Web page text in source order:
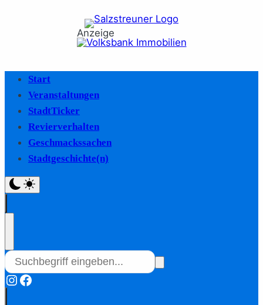
Anzeige
Start
Veranstaltungen
StadtTicker
Revierverhalten
Geschmackssachen
Stadtgeschichte(n)
Instagram
Facebook